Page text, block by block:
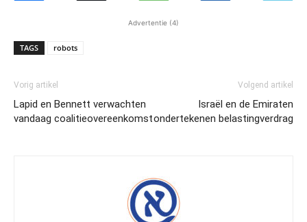
Advertentie (4)
TAGS robots
Vorig artikel
Lapid en Bennett verwachten
vandaag coalitieovereenkomst
Volgend artikel
Israël en de Emiraten
ondertekenen belastingverdrag